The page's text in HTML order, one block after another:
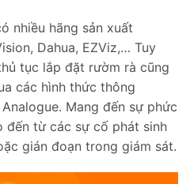
nhiều hãng sản xuất
Dahua, EZViz,… Tuy
tục lắp đặt rườm rà cũng
các hình thức thông
Mang đến sự phức
đến từ các sự cố phát sinh
gián đoạn trong giám sát.